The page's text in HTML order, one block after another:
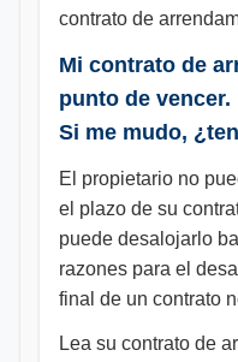
contrato de
Mi contrato de
punto de vencer.
Si me mudo,
El propietario no
el plazo de su
puede desalojarlo
razones para el
final de un contrato
Lea su contrato de